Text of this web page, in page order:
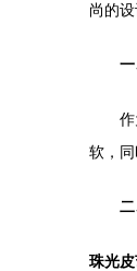
尚的
软，
珠光